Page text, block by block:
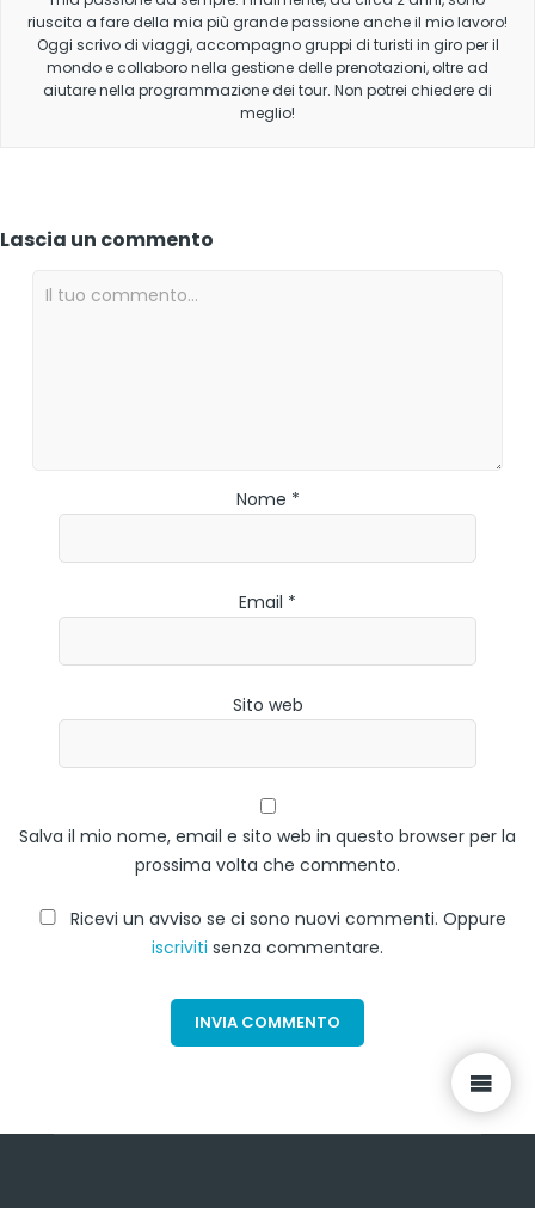
riuscita a fare della mia più grande passione anche il mio lavoro!
Oggi scrivo di viaggi, accompagno gruppi di turisti in giro per il
mondo e collaboro nella gestione delle prenotazioni, oltre ad
aiutare nella programmazione dei tour. Non potrei chiedere di
meglio!
Lascia un commento
Nome *
Email *
Sito web
Salva il mio nome, email e sito web in questo browser per la
prossima volta che commento.
Ricevi un avviso se ci sono nuovi commenti. Oppure
iscriviti senza commentare.